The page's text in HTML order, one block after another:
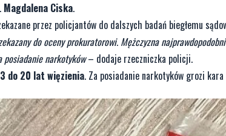
Magdalena Ciska.
przez policjantów do dalszych badań biegłemu
do oceny prokuratorowi. Mężczyzna
posiadanie narkotyków– dodaje rzeczniczka policji.
do 20 lat więzienia. Za posiadanie narkotyków grozi